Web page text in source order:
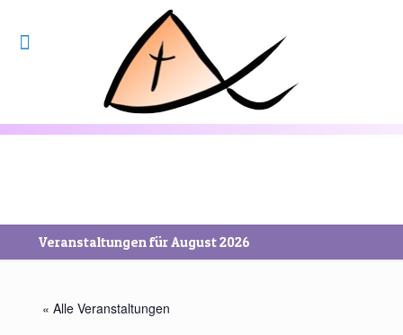
Veranstaltungen für August 2026
« Alle Veranstaltungen